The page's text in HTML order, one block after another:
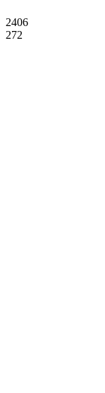
2406
272